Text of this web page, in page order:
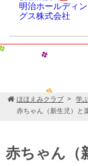
明治ホールディン
グス株式会社
ほほえみクラブ 学
赤ちゃん（新生児）と
赤ちゃん（